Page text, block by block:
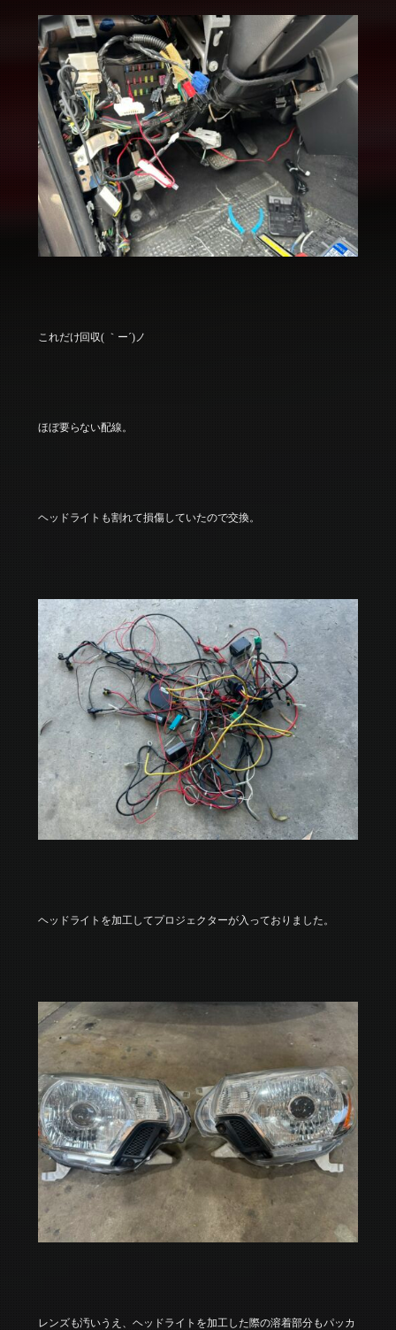
これだけ回収( ｀ー´)ノ
ほぼ要らない配線。
ヘッドライトも割れて損傷していたので交換。
ヘッドライトを加工してプロジェクターが入っておりました。
レンズも汚いうえ、ヘッドライトを加工した際の溶着部分もパッカ